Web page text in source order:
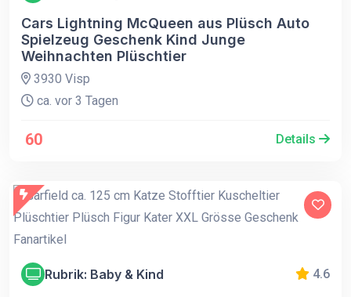
Cars Lightning McQueen aus Plüsch Auto
Spielzeug Geschenk Kind Junge
Weihnachten Plüschtier
3930 Visp
ca. vor 3 Tagen
60 Details
Rubrik: Baby & Kind 4.6